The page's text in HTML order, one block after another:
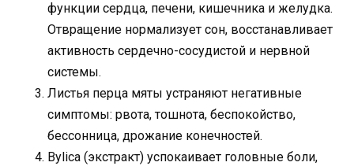
функции сердца, печени, кишечника и желудка.
Отвращение нормализует сон, восстанавливает
активность сердечно-сосудистой и нервной
системы.
Листья перца мяты устраняют негативные
симптомы: рвота, тошнота, беспокойство,
бессонница, дрожание конечностей.
Bylica (экстракт) успокаивает головные боли,